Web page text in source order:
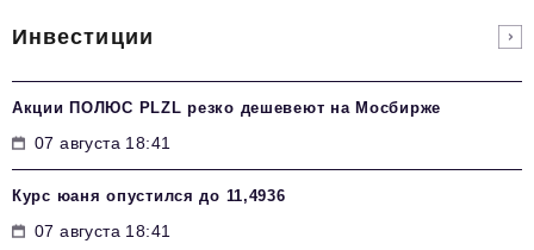
Инвестиции
Акции ПОЛЮС PLZL резко дешевеют на Мосбирже
07 августа 18:41
Курс юаня опустился до 11,4936
07 августа 18:41